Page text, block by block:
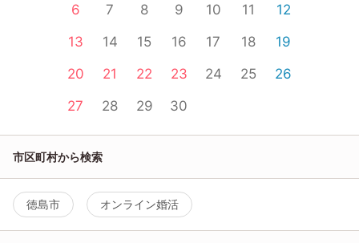
6
7 8 9 10 11
12
13
14 15 16 17 18
19
20
21 22 23 24 25
26
27
28 29 30
市区町村から検索
徳島市 オンライン婚活